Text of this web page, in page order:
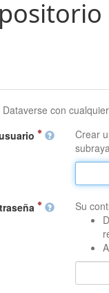
con
Crear
Su